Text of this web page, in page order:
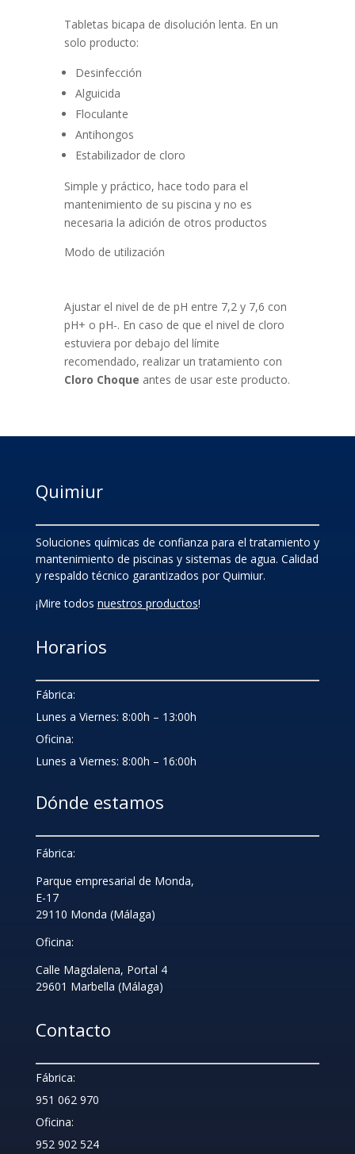
Tabletas bicapa de disolución lenta. En un
solo producto:
Desinfección
Alguicida
Floculante
Antihongos
Estabilizador de cloro
Simple y práctico, hace todo para el
mantenimiento de su piscina y no es
necesaria la adición de otros productos
Modo de utilización
Ajustar el nivel de de pH entre 7,2 y 7,6 con
pH+ o pH-. En caso de que el nivel de cloro
estuviera por debajo del límite
recomendado, realizar un tratamiento con
Cloro Choque antes de usar este producto.
Quimiur
Soluciones químicas de confianza para el tratamiento y
mantenimiento de piscinas y sistemas de agua. Calidad
y respaldo técnico garantizados por Quimiur.
¡Mire todos nuestros productos!
Horarios
Fábrica:
Lunes a Viernes: 8:00h – 13:00h
Oficina:
Lunes a Viernes: 8:00h – 16:00h
Dónde estamos
Fábrica:
Parque empresarial de Monda,
E-17
29110 Monda (Málaga)
Oficina:
Calle Magdalena, Portal 4
29601 Marbella (Málaga)
Contacto
Fábrica:
951 062 970
Oficina:
952 902 524